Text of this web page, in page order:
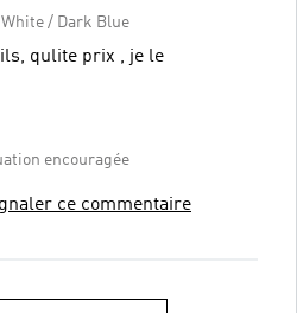
/ Dark Blue
qulite prix , je le
encouragée
ce commentaire